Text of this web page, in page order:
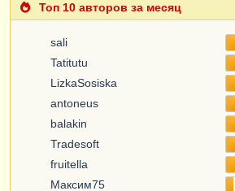
Топ 10 авторов за месяц
sali
Tatitutu
LizkaSosiska
antoneus
balakin
Tradesoft
fruitella
Максим75